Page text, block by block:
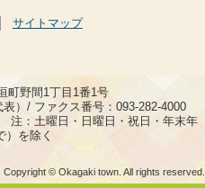
サイトマップ
町野間1丁目1番1号
）/ ファクス番号：093-282-4000
注：土曜日・日曜日・祝日・年末年
）を除く
Copyright © Okagaki town. All rights reserved.